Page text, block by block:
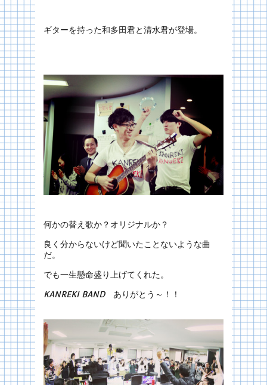
ギターを持った和多田君と清水君が登場。
何かの替え歌か？オリジナルか？
良く分からないけど聞いたことないような曲
だ。
でも一生懸命盛り上げてくれた。
KANREKI BAND ありがとう～！！